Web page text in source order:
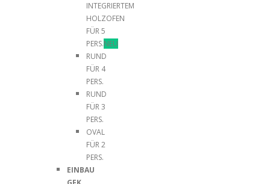
INTEGRIERTEM
HOLZOFEN
FÜR 5
PERS.NEU
RUND
FÜR 4
PERS.
RUND
FÜR 3
PERS.
OVAL
FÜR 2
PERS.
EINBAU